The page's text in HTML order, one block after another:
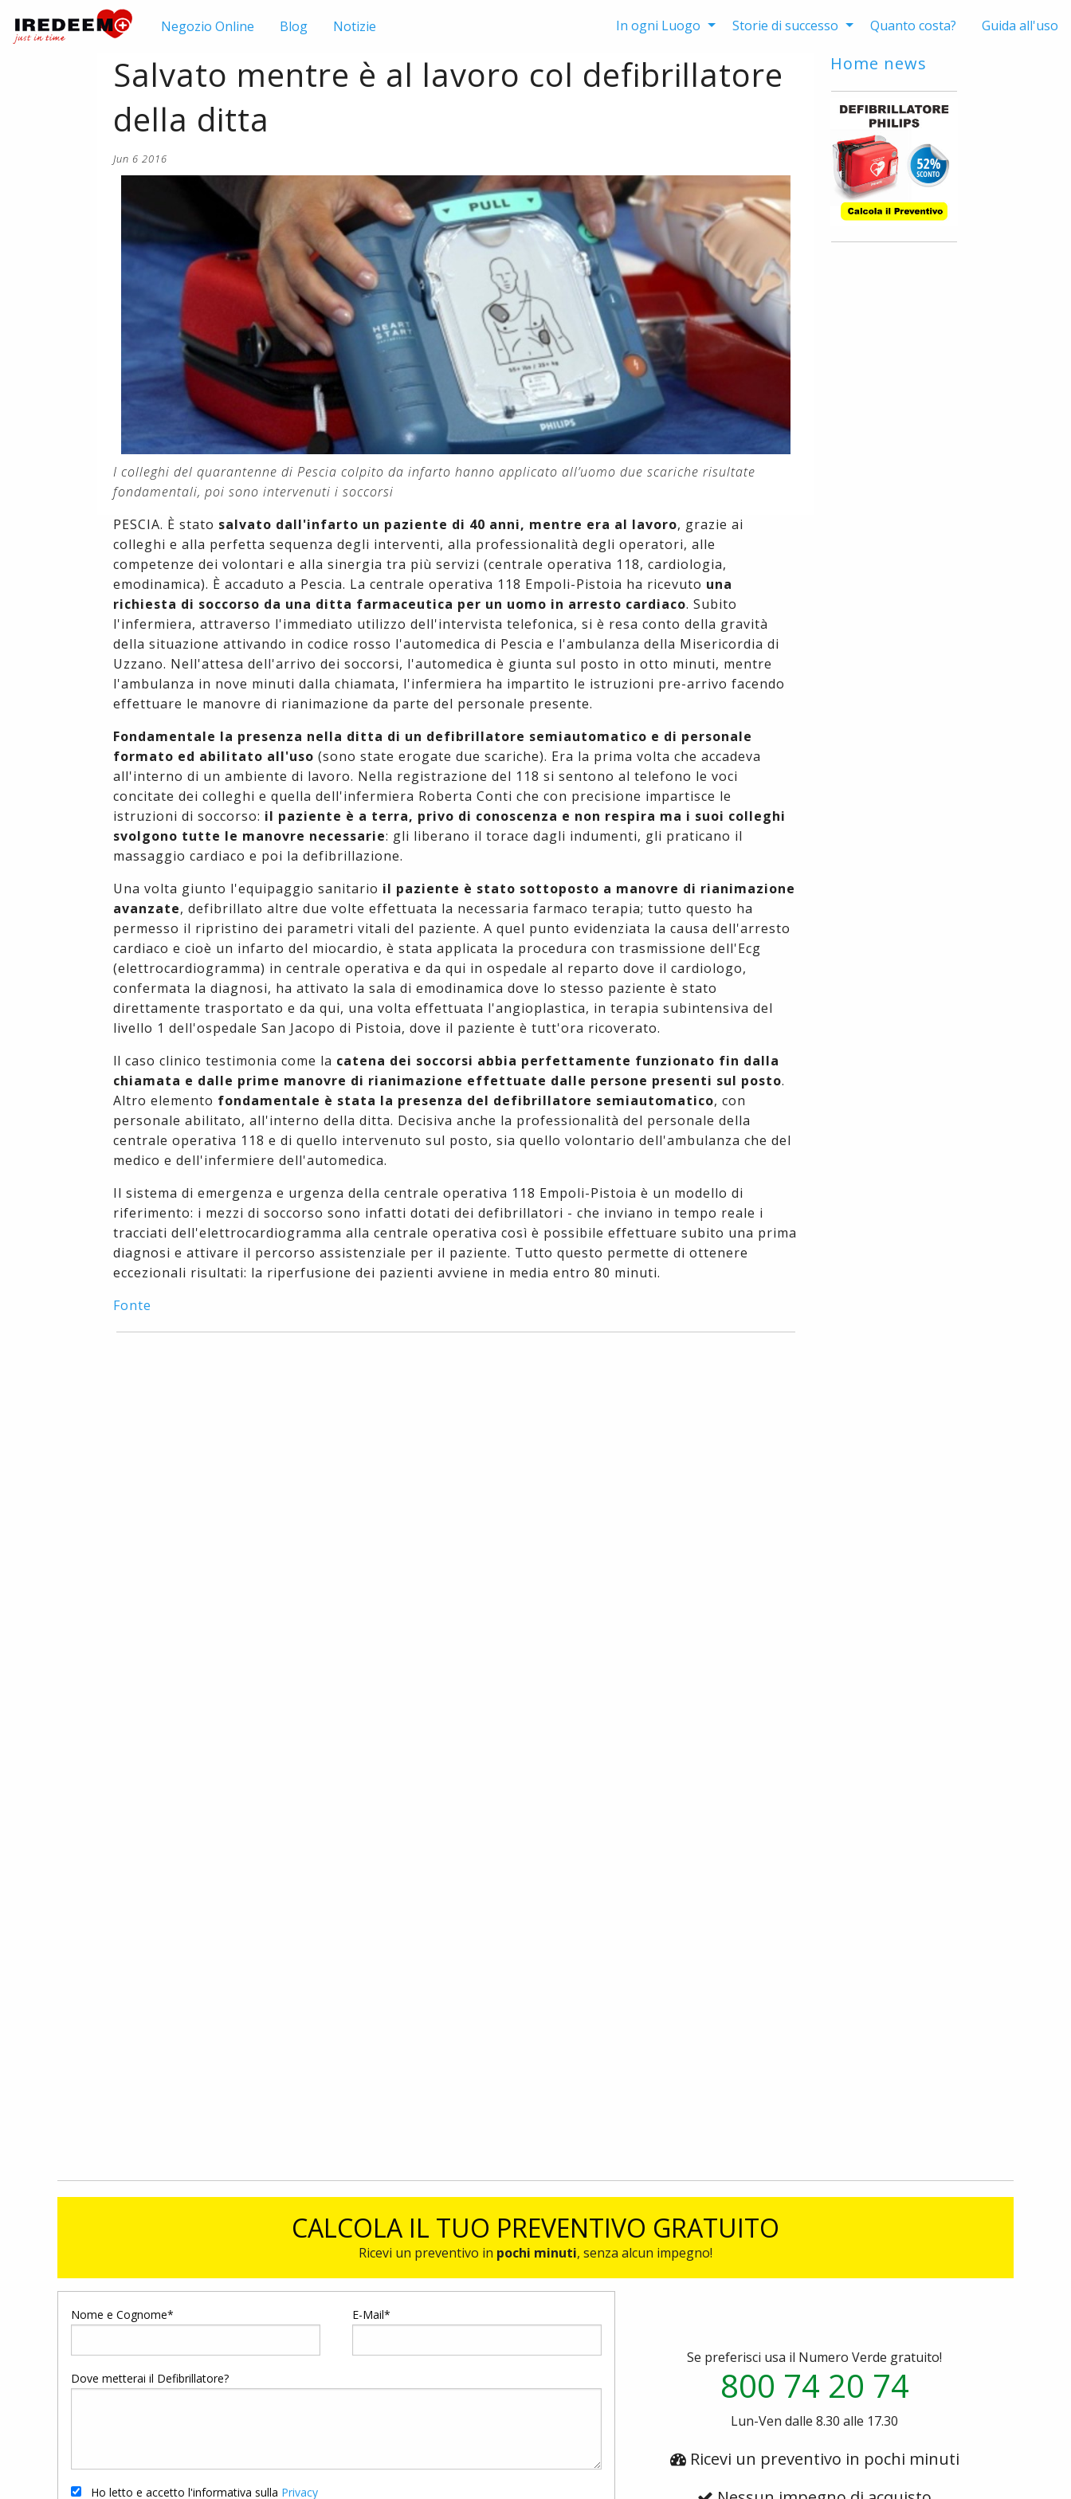
Negozio Online Blog Notizie In ogni Luogo Storie di successo Quanto costa? Guida all'uso
Salvato mentre è al lavoro col defibrillatore
della ditta
Jun 6 2016
I colleghi del quarantenne di Pescia colpito da infarto hanno applicato all’uomo due scariche risultate
fondamentali, poi sono intervenuti i soccorsi
PESCIA. È stato salvato dall'infarto un paziente di 40 anni, mentre era al lavoro, grazie ai
colleghi e alla perfetta sequenza degli interventi, alla professionalità degli operatori, alle
competenze dei volontari e alla sinergia tra più servizi (centrale operativa 118, cardiologia,
emodinamica). È accaduto a Pescia. La centrale operativa 118 Empoli-Pistoia ha ricevuto una
richiesta di soccorso da una ditta farmaceutica per un uomo in arresto cardiaco. Subito
l'infermiera, attraverso l'immediato utilizzo dell'intervista telefonica, si è resa conto della gravità
della situazione attivando in codice rosso l'automedica di Pescia e l'ambulanza della Misericordia di
Uzzano. Nell'attesa dell'arrivo dei soccorsi, l'automedica è giunta sul posto in otto minuti, mentre
l'ambulanza in nove minuti dalla chiamata, l'infermiera ha impartito le istruzioni pre-arrivo facendo
effettuare le manovre di rianimazione da parte del personale presente.
Fondamentale la presenza nella ditta di un defibrillatore semiautomatico e di personale
formato ed abilitato all'uso (sono state erogate due scariche). Era la prima volta che accadeva
all'interno di un ambiente di lavoro. Nella registrazione del 118 si sentono al telefono le voci
concitate dei colleghi e quella dell'infermiera Roberta Conti che con precisione impartisce le
istruzioni di soccorso: il paziente è a terra, privo di conoscenza e non respira ma i suoi colleghi
svolgono tutte le manovre necessarie: gli liberano il torace dagli indumenti, gli praticano il
massaggio cardiaco e poi la defibrillazione.
Una volta giunto l'equipaggio sanitario il paziente è stato sottoposto a manovre di rianimazione
avanzate, defibrillato altre due volte effettuata la necessaria farmaco terapia; tutto questo ha
permesso il ripristino dei parametri vitali del paziente. A quel punto evidenziata la causa dell'arresto
cardiaco e cioè un infarto del miocardio, è stata applicata la procedura con trasmissione dell'Ecg
(elettrocardiogramma) in centrale operativa e da qui in ospedale al reparto dove il cardiologo,
confermata la diagnosi, ha attivato la sala di emodinamica dove lo stesso paziente è stato
direttamente trasportato e da qui, una volta effettuata l'angioplastica, in terapia subintensiva del
livello 1 dell'ospedale San Jacopo di Pistoia, dove il paziente è tutt'ora ricoverato.
ll caso clinico testimonia come la catena dei soccorsi abbia perfettamente funzionato fin dalla
chiamata e dalle prime manovre di rianimazione effettuate dalle persone presenti sul posto.
Altro elemento fondamentale è stata la presenza del defibrillatore semiautomatico, con
personale abilitato, all'interno della ditta. Decisiva anche la professionalità del personale della
centrale operativa 118 e di quello intervenuto sul posto, sia quello volontario dell'ambulanza che del
medico e dell'infermiere dell'automedica.
Il sistema di emergenza e urgenza della centrale operativa 118 Empoli-Pistoia è un modello di
riferimento: i mezzi di soccorso sono infatti dotati dei defibrillatori - che inviano in tempo reale i
tracciati dell'elettrocardiogramma alla centrale operativa così è possibile effettuare subito una prima
diagnosi e attivare il percorso assistenziale per il paziente. Tutto questo permette di ottenere
eccezionali risultati: la riperfusione dei pazienti avviene in media entro 80 minuti.
Fonte
Home news
CALCOLA IL TUO PREVENTIVO GRATUITO
Ricevi un preventivo in pochi minuti, senza alcun impegno!
Nome e Cognome* E-Mail*
Dove metterai il Defibrillatore?
Ho letto e accetto l'informativa sulla Privacy
Se preferisci usa il Numero Verde gratuito!
800 74 20 74
Lun-Ven dalle 8.30 alle 17.30
Ricevi un preventivo in pochi minuti